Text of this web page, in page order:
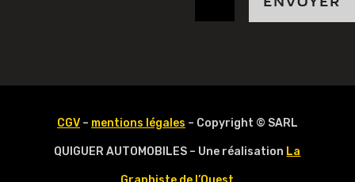
CGV– mentions légales – Copyright © SARL
QUIGUER AUTOMOBILES – Une réalisation La